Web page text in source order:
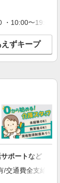
有/週払い有/交
見る
有/週払い有/交
見る
・10:00〜19:00
えずキープ
ポートなど
通費全支給(ガ